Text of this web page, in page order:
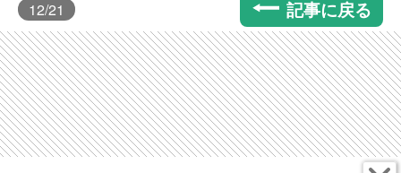
12/21 記事に戻る